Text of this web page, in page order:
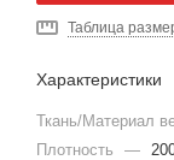
Таблица
Характеристики
Ткань/Материал
Плотность
—